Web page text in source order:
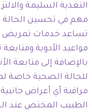
التغذية السليمة
مهم في تحسين
تساعد خدمات تمريض
مواعيد الأدوية
بالإضافة إلى متابعة
للحالة الصحية خاصة
مراقبة أي أعراض
الطبيب المختص عند